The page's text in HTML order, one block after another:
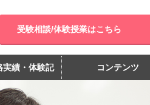
受験相談/体験授業はこちら
実績・体験記 コンテンツ